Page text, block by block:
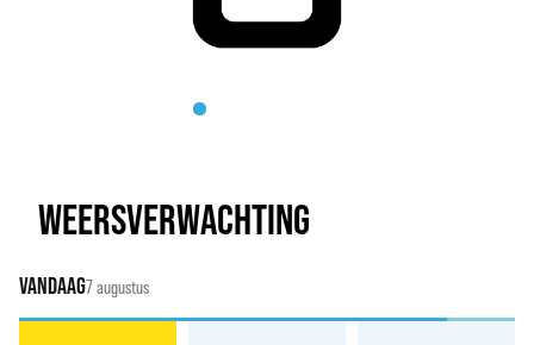
WEERSVERWACHTING
VANDAAG7 augustus